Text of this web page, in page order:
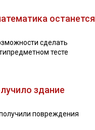
останется
сделать
тесте
здание
повреждения